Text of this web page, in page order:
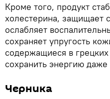
Кроме того, продукт
холестерина, защищает
ослабляет
сохраняет упругость
содержащиеся в
сохранить энергию
Черника